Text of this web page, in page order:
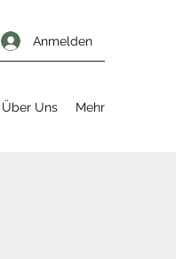
Anmelden
Über Uns Mehr